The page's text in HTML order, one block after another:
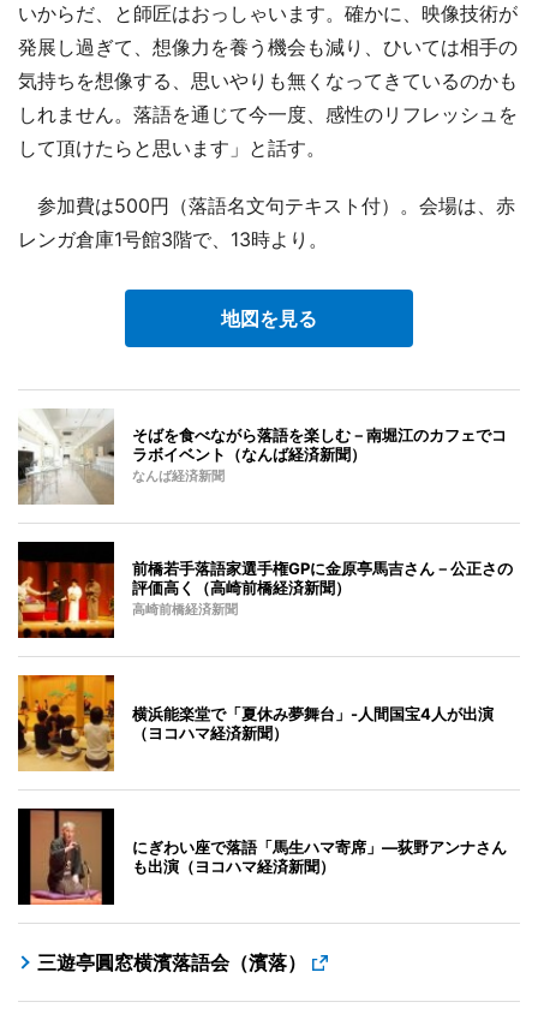
いからだ、と師匠はおっしゃいます。確かに、映像技術が
発展し過ぎて、想像力を養う機会も減り、ひいては相手の
気持ちを想像する、思いやりも無くなってきているのかも
しれません。落語を通じて今一度、感性のリフレッシュを
して頂けたらと思います」と話す。
参加費は500円（落語名文句テキスト付）。会場は、赤
レンガ倉庫1号館3階で、13時より。
地図を見る
そばを食べながら落語を楽しむ－南堀江のカフェでコ
ラボイベント（なんば経済新聞）
なんば経済新聞
前橋若手落語家選手権GPに金原亭馬吉さん－公正さの
評価高く（高崎前橋経済新聞）
高崎前橋経済新聞
横浜能楽堂で「夏休み夢舞台」-人間国宝4人が出演
（ヨコハマ経済新聞）
にぎわい座で落語「馬生ハマ寄席」―荻野アンナさん
も出演（ヨコハマ経済新聞）
三遊亭圓窓横濱落語会（濱落）